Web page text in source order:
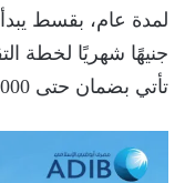
تأتي بضمان حتى 200,000 كم أو 6 سنوات.